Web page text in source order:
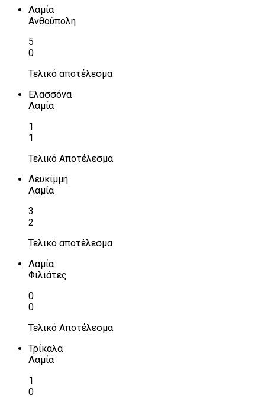
Λαμία
Ανθούπολη
5
0
Τελικό αποτέλεσμα
Ελασσόνα
Λαμία
1
1
Τελικό Αποτέλεσμα
Λευκίμμη
Λαμία
3
2
Τελικό αποτέλεσμα
Λαμία
Φιλιάτες
0
0
Τελικό Αποτέλεσμα
Τρίκαλα
Λαμία
1
0